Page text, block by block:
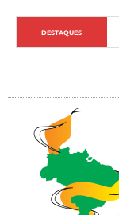
DESTAQUES